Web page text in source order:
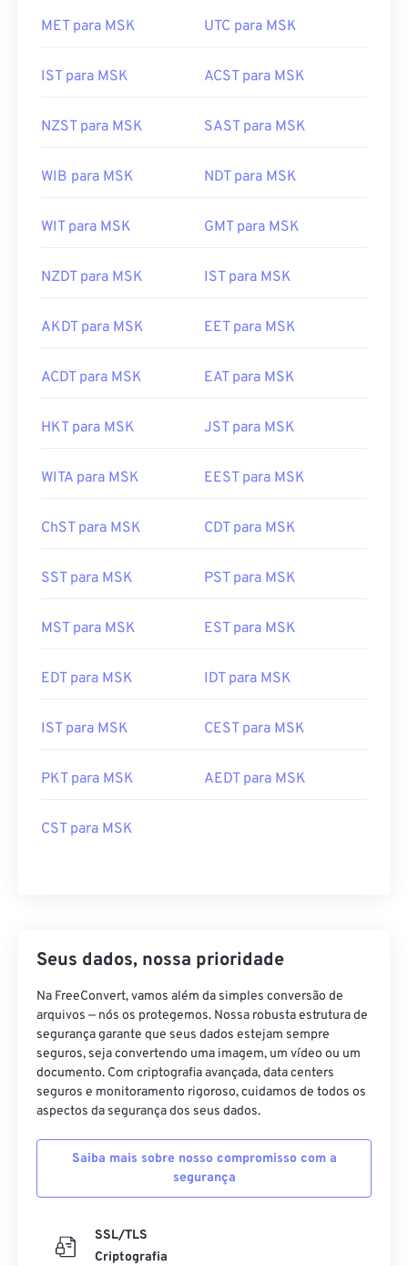
MET para MSK UTC para MSK
IST para MSK ACST para MSK
NZST para MSK SAST para MSK
WIB para MSK NDT para MSK
WIT para MSK GMT para MSK
NZDT para MSK IST para MSK
AKDT para MSK EET para MSK
ACDT para MSK EAT para MSK
HKT para MSK JST para MSK
WITA para MSK EEST para MSK
ChST para MSK CDT para MSK
SST para MSK PST para MSK
MST para MSK EST para MSK
EDT para MSK IDT para MSK
IST para MSK CEST para MSK
PKT para MSK AEDT para MSK
CST para MSK
Seus dados, nossa prioridade
Na FreeConvert, vamos além da simples conversão de
arquivos — nós os protegemos. Nossa robusta estrutura de
segurança garante que seus dados estejam sempre
seguros, seja convertendo uma imagem, um vídeo ou um
documento. Com criptografia avançada, data centers
seguros e monitoramento rigoroso, cuidamos de todos os
aspectos da segurança dos seus dados.
Saiba mais sobre nosso compromisso com a
segurança
SSL/TLS
Criptografia